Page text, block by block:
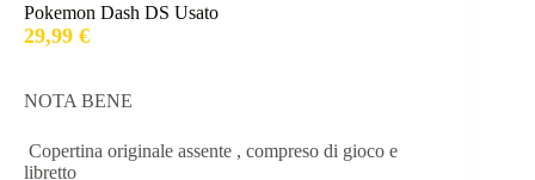
Pokemon Dash DS Usato
29,99 €
​NOTA BENE
Copertina originale assente , compreso di gioco e
libretto